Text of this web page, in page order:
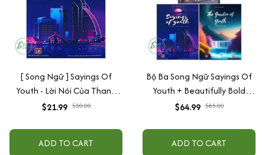
[ Song Ngữ ] Sayings Of
Youth - Lời Nói Của Thanh
Xuân ( có kèm mã QR quét
$21.99 $30.00
ADD TO CART
Bộ Ba Song Ngữ Sayings Of
Youth + Beautifully Bold
Youth + The Garden Of
$64.99 $85.00
ADD TO CART